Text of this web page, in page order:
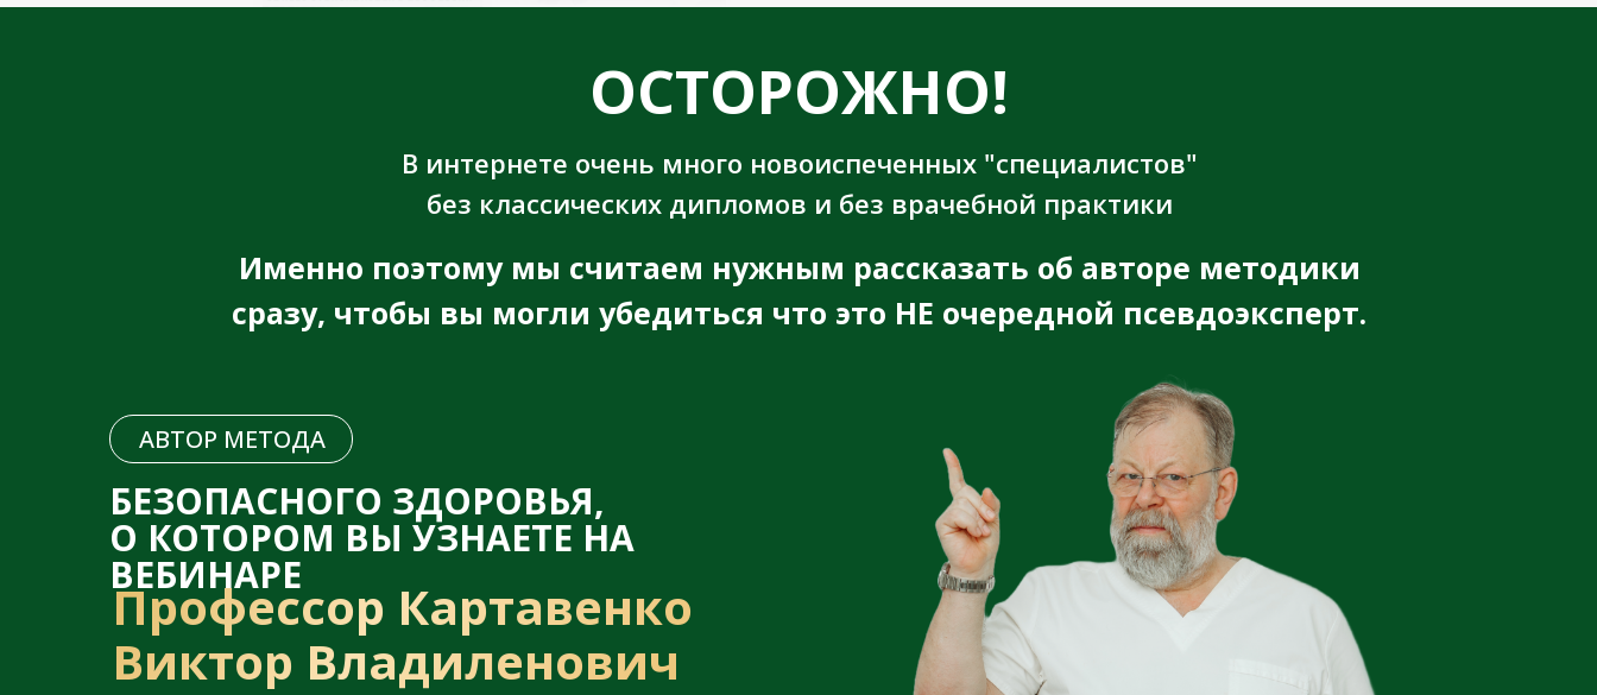
ОСТОРОЖНО!
В интернете очень много новоиспеченных "специалистов"
без классических дипломов и без врачебной практики
Профессор Картавенко
Виктор Владиленович
БЕЗОПАСНОГО ЗДОРОВЬЯ,
О КОТОРОМ ВЫ УЗНАЕТЕ НА
ВЕБИНАРЕ
АВТОР МЕТОДА
Именно поэтому мы считаем нужным рассказать об авторе методики
сразу, чтобы вы могли убедиться что это НЕ очередной псевдоэксперт.